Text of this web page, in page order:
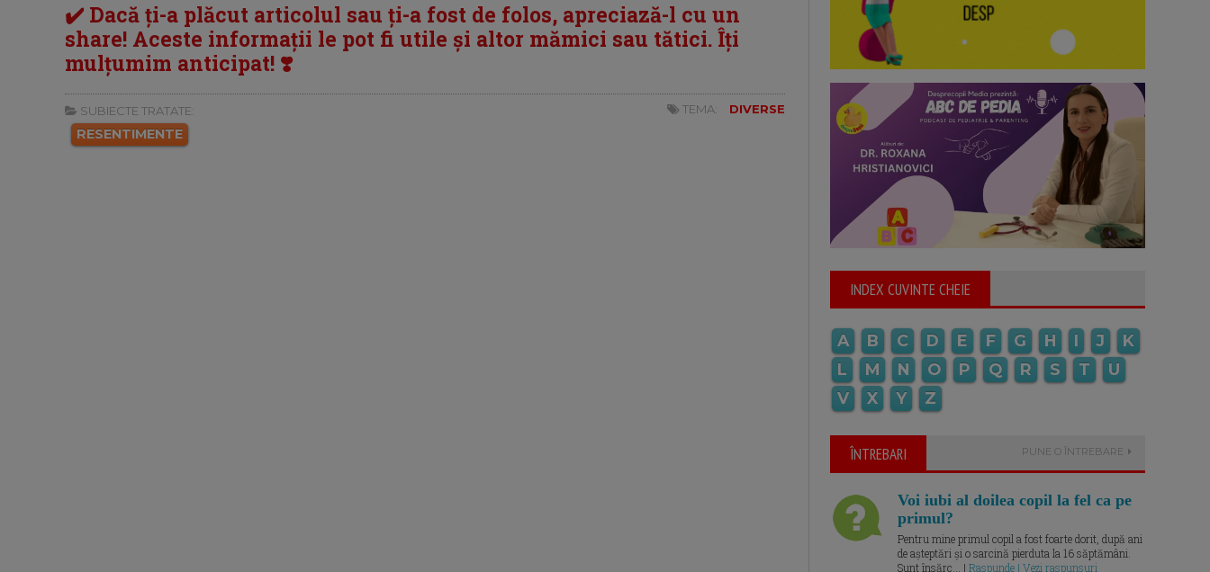
✔️ Dacă ți-a plăcut articolul sau ți-a fost de folos, apreciază-l cu un
share! Aceste informații le pot fi utile și altor mămici sau tătici. Îți
mulțumim anticipat! ❣️
SUBIECTE TRATATE:
RESENTIMENTE
TEMA: DIVERSE
INDEX CUVINTE CHEIE
A B C D E F G H I J
K
L
M N O P Q R S T
U
V
X Y Z
ÎNTREBARI PUNE O ÎNTREBARE
Voi iubi al doilea copil la fel ca pe
primul?
Pentru mine primul copil a fost foarte dorit, după ani
de așteptări și o sarcină pierduta la 16 săptămâni.
Sunt însărc... | Raspunde | Vezi raspunsuri